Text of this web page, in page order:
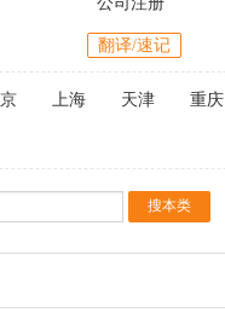
翻译/速记
上海 天津 重庆